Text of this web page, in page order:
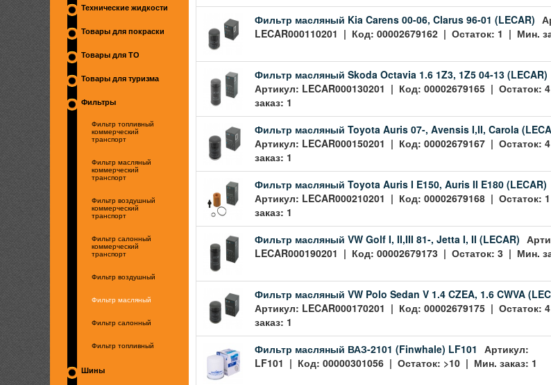
Технические жидкости
Товары для покраски
Товары для ТО
Товары для туризма
Фильтры
Фильтр топливный
коммерческий
транспорт
Фильтр масляный
коммерческий
транспорт
Фильтр воздушный
коммерческий
транспорт
Фильтр салонный
коммерческий
транспорт
Фильтр воздушный
Фильтр масляный
Фильтр салонный
Фильтр топливный
Шины
Фильтр масляный Kia Carens 00-06, Clarus 96-01 (LECAR)
LECAR000110201 | Код: 00002679162 | Остаток: 1 | Мин.
Фильтр масляный Skoda Octavia 1.6 1Z3, 1Z5 04-13 (LECAR)
Артикул: LECAR000130201 | Код: 00002679165 | Остаток:
заказ: 1
Фильтр масляный Toyota Auris 07-, Avensis I,II, Carola
Артикул: LECAR000150201 | Код: 00002679167 | Остаток:
заказ: 1
Фильтр масляный Toyota Auris I E150, Auris II E180 (LECAR)
Артикул: LECAR000210201 | Код: 00002679168 | Остаток:
заказ: 1
Фильтр масляный VW Golf I, II,III 81-, Jetta I, II (LECAR)
LECAR000190201 | Код: 00002679173 | Остаток: 3 | Мин.
Фильтр масляный VW Polo Sedan V 1.4 CZEA, 1.6 CWVA
Артикул: LECAR000170201 | Код: 00002679175 | Остаток:
заказ: 1
Фильтр масляный ВАЗ-2101 (Finwhale) LF101 Артикул:
LF101 | Код: 00000301056 | Остаток: >10 | Мин. заказ: 1